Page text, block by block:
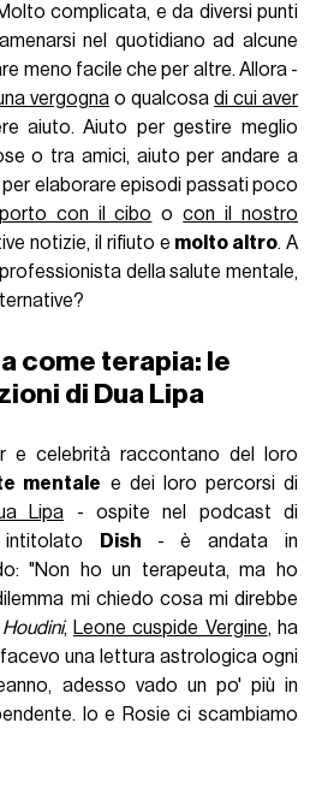
complicata, e da diversi punti
nel quotidiano ad alcune
meno facile che per altre. Allora -
vergogna o qualcosa di cui aver
aiuto. Aiuto per gestire meglio
o tra amici, aiuto per andare a
per elaborare episodi passati poco
con il cibo ocon il nostro
notizie, il rifiuto e molto altro. A
della salute mentale,
come terapia: le
di Dua Lipa
e celebrità raccontano del loro
mentale e dei loro percorsi di
Lipa - ospite nel podcast di
intitolato
Dish - è andata in
"Non ho un terapeuta, ma ho
mi chiedo cosa mi direbbe
Houdini, Leone cuspide Vergine, ha
una lettura astrologica ogni
adesso vado un po' più in
Io e Rosie ci scambiamo